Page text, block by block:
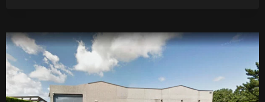
CLASSE
BOX
SUR
LE
CENTRE